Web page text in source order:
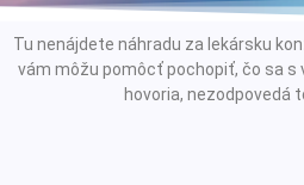
Tu nenájdete náhradu za lekársku
vám môžu pomôcť pochopiť, čo sa s
hovoria, nezodpovedá